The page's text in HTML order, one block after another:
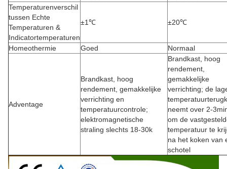
Temperaturenverschil
tussen Echte
Temperaturen &
Indicatortemperaturen
±1℃ ±20℃
Homeothermie Goed Normaal
Adventage
Brandkast, hoog
rendement, gemakkelijke
verrichting en
temperatuurcontrole;
elektromagnetische
straling slechts 18-30k
Brandkast, hoog
rendement,
gemakkelijke
verrichting; de
neemt over 2-
om de
temperatuur te
na het koken van
schotel